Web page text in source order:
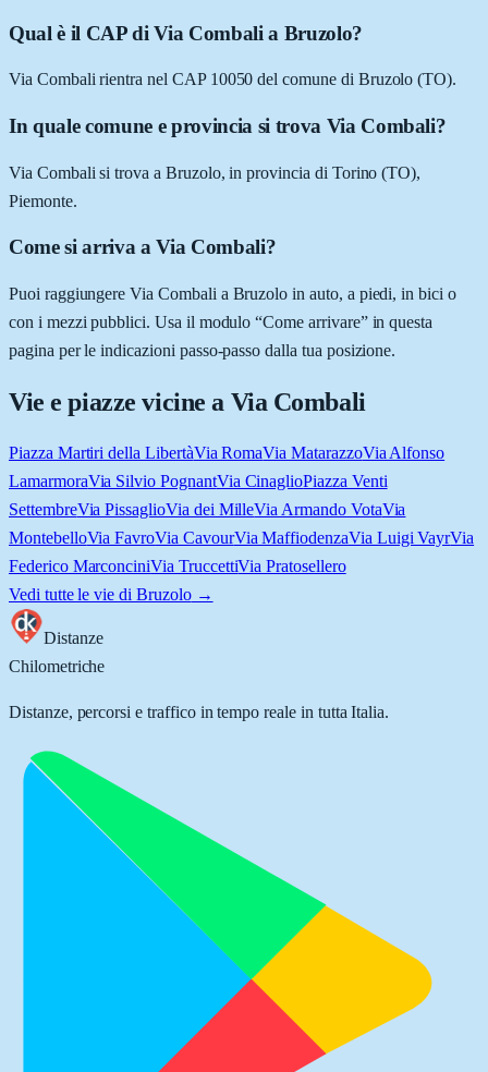
Qual è il CAP di Via Combali a Bruzolo?
Via Combali rientra nel CAP 10050 del comune di Bruzolo (TO).
In quale comune e provincia si trova Via Combali?
Via Combali si trova a Bruzolo, in provincia di Torino (TO),
Piemonte.
Come si arriva a Via Combali?
Puoi raggiungere Via Combali a Bruzolo in auto, a piedi, in bici o
con i mezzi pubblici. Usa il modulo “Come arrivare” in questa
pagina per le indicazioni passo-passo dalla tua posizione.
Vie e piazze vicine a Via Combali
Piazza Martiri della LibertàVia RomaVia MatarazzoVia Alfonso
LamarmoraVia Silvio PognantVia CinaglioPiazza Venti
SettembreVia PissaglioVia dei MilleVia Armando VotaVia
MontebelloVia FavroVia CavourVia MaffiodenzaVia Luigi VayrVia
Federico MarconciniVia TruccettiVia Pratosellero
Vedi tutte le vie di Bruzolo→
Distanze
Chilometriche
Distanze, percorsi e traffico in tempo reale in tutta Italia.